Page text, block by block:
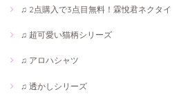
♫ 2点購入で3点目無料！霖悅君ネクタイ
♫ 超可愛い猫柄シリーズ
♫ アロハシャツ
♫ 透かしシリーズ